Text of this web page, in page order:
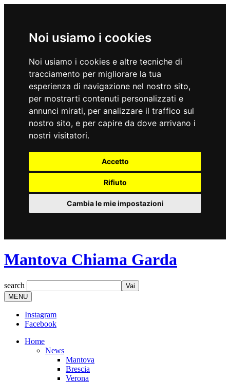
Noi usiamo i cookies
Noi usiamo i cookies e altre tecniche di
tracciamento per migliorare la tua
esperienza di navigazione nel nostro sito,
per mostrarti contenuti personalizzati e
annunci mirati, per analizzare il traffico sul
nostro sito, e per capire da dove arrivano i
nostri visitatori.
Accetto
Rifiuto
Cambia le mie impostazioni
Mantova Chiama Garda
search
MENU
Instagram
Facebook
Home
News
Mantova
Brescia
Verona